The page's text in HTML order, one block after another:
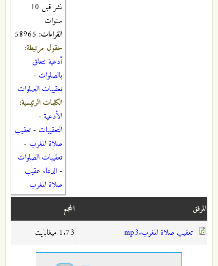
نشر قبل 10
سنوات
القراءات:
حقول مرتبطة:
أدعية تتعلق
بالصلوات -
تعقيبات الصلوات
الكلمات الرئيسية:
الأدعية -
التعقيبات - تعقيب
صلاة المغرب -
تعقيبات الصلوات
- الدعاء عقيب
صلاة المغرب
المرفق
الحجم
تعقيب صلاة المغرب.mp3
1.73 ميغابايت